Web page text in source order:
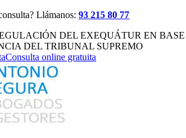
Llámanos:93 215 80 77
DEL EXEQUÁTUR EN BASE
DEL TRIBUNAL SUPREMO
Consulta online gratuita